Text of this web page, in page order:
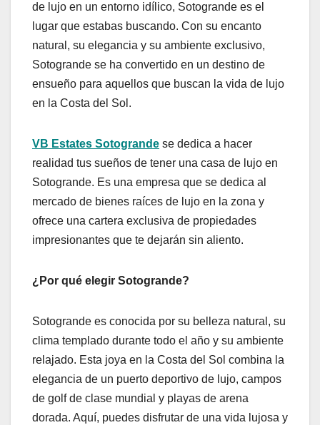
de lujo en un entorno idílico, Sotogrande es el
lugar que estabas buscando. Con su encanto
natural, su elegancia y su ambiente exclusivo,
Sotogrande se ha convertido en un destino de
ensueño para aquellos que buscan la vida de lujo
en la Costa del Sol.
VB Estates Sotogrande se dedica a hacer
realidad tus sueños de tener una casa de lujo en
Sotogrande. Es una empresa que se dedica al
mercado de bienes raíces de lujo en la zona y
ofrece una cartera exclusiva de propiedades
impresionantes que te dejarán sin aliento.
¿Por qué elegir Sotogrande?
Sotogrande es conocida por su belleza natural, su
clima templado durante todo el año y su ambiente
relajado. Esta joya en la Costa del Sol combina la
elegancia de un puerto deportivo de lujo, campos
de golf de clase mundial y playas de arena
dorada. Aquí, puedes disfrutar de una vida lujosa y